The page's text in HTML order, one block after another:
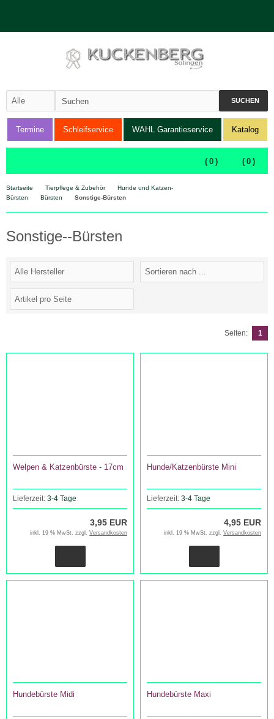
SUCHEN
Termine Schleifservice WAHL Garantieservice Katalog
( 0 )
( 0 )
Startseite Tierpflege & Zubehör
Hunde und Katzen-
Bürsten
Bürsten Sonstige-Bürsten
Sonstige--Bürsten
Seiten: 1
Welpen & Katzenbürste - 17cm
Lieferzeit: 3-4 Tage
3,95 EUR
inkl. 19 % MwSt. zzgl. Versandkosten
Hunde/Katzenbürste Mini
Lieferzeit: 3-4 Tage
4,95 EUR
inkl. 19 % MwSt. zzgl. Versandkosten
Hundebürste Midi Hundebürste Maxi